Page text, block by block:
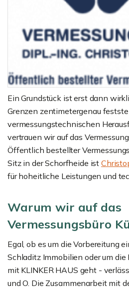
Ein Grundstück ist erst dann
Grenzen zentimetergenau
vermessungstechnischen
vertrauen wir auf das
Öffentlich bestellter
Sitz in der Schorfheide ist
für hoheitliche Leistungen und
Warum wir auf das
Vermessungsbüro
Egal, ob es um die Vorbereitung
Schladitz Immobilien oder um die
mit KLINKER HAUS geht -
und O. Die Zusammenarbeit mit